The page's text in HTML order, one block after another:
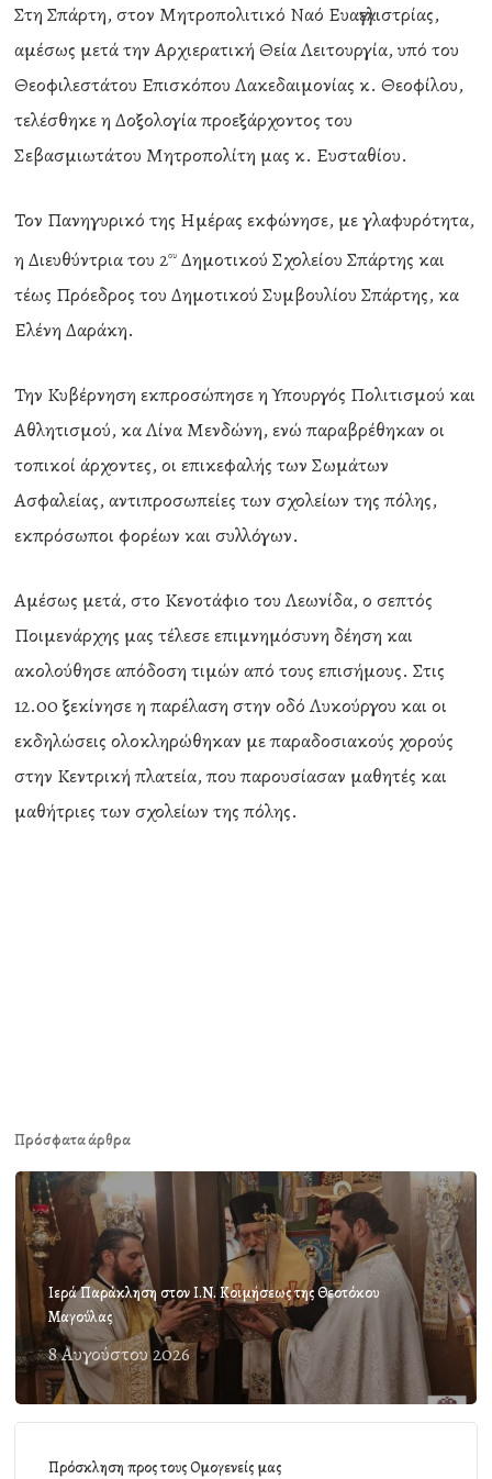
Στη Σπάρτη, στον Μητροπολιτικό Ναό Ευαγγελιστρίας,
αμέσως μετά την Αρχιερατική Θεία Λειτουργία, υπό του
Θεοφιλεστάτου Επισκόπου Λακεδαιμονίας κ. Θεοφίλου,
τελέσθηκε η Δοξολογία προεξάρχοντος του
Σεβασμιωτάτου Μητροπολίτη μας κ. Ευσταθίου.
Τον Πανηγυρικό της Ημέρας εκφώνησε, με γλαφυρότητα,
η Διευθύντρια του 2ου Δημοτικού Σχολείου Σπάρτης και
τέως Πρόεδρος του Δημοτικού Συμβουλίου Σπάρτης, κα
Ελένη Δαράκη.
Την Κυβέρνηση εκπροσώπησε η Υπουργός Πολιτισμού και
Αθλητισμού, κα Λίνα Μενδώνη, ενώ παραβρέθηκαν οι
τοπικοί άρχοντες, οι επικεφαλής των Σωμάτων
Ασφαλείας, αντιπροσωπείες των σχολείων της πόλης,
εκπρόσωποι φορέων και συλλόγων.
Αμέσως μετά, στο Κενοτάφιο του Λεωνίδα, ο σεπτός
Ποιμενάρχης μας τέλεσε επιμνημόσυνη δέηση και
ακολούθησε απόδοση τιμών από τους επισήμους. Στις
12.00 ξεκίνησε η παρέλαση στην οδό Λυκούργου και οι
εκδηλώσεις ολοκληρώθηκαν με παραδοσιακούς χορούς
στην Κεντρική πλατεία, που παρουσίασαν μαθητές και
μαθήτριες των σχολείων της πόλης.
Πρόσφατα άρθρα
Ιερά Παράκληση στον Ι.Ν. Κοιμήσεως της Θεοτόκου
Μαγούλας
8 Αυγούστου 2026
Πρόσκληση προς τους Ομογενείς μας